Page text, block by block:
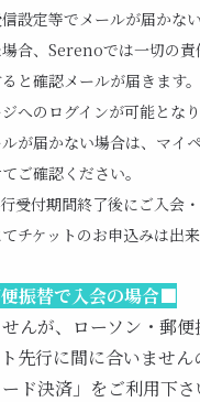
設定等でメールが届かな
合、Serenoでは一切の責
と確認メールが届きます
へのログインが可能とな
が届かない場合は、マイ
ご確認ください。
受付期間終了後にご入会
チケットのお申込みは出来
振替で入会の場合■
んが、ローソン・郵
先行に間に合いません
ド決済」をご利用下さ